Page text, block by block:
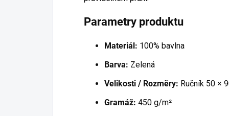
Parametry produktu
Materiál: 100% bavlna
Barva: Zelená
Velikosti / Rozměry: Ručník 50 ×
Gramáž: 450 g/m²